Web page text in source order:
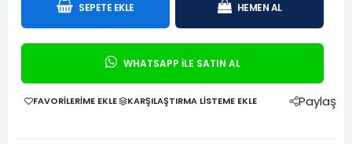
SEPETE EKLE HEMEN AL
WHATSAPP İLE SATIN AL
FAVORILERIME EKLE KARŞILAŞTIRMA LISTEME EKLE Paylaş